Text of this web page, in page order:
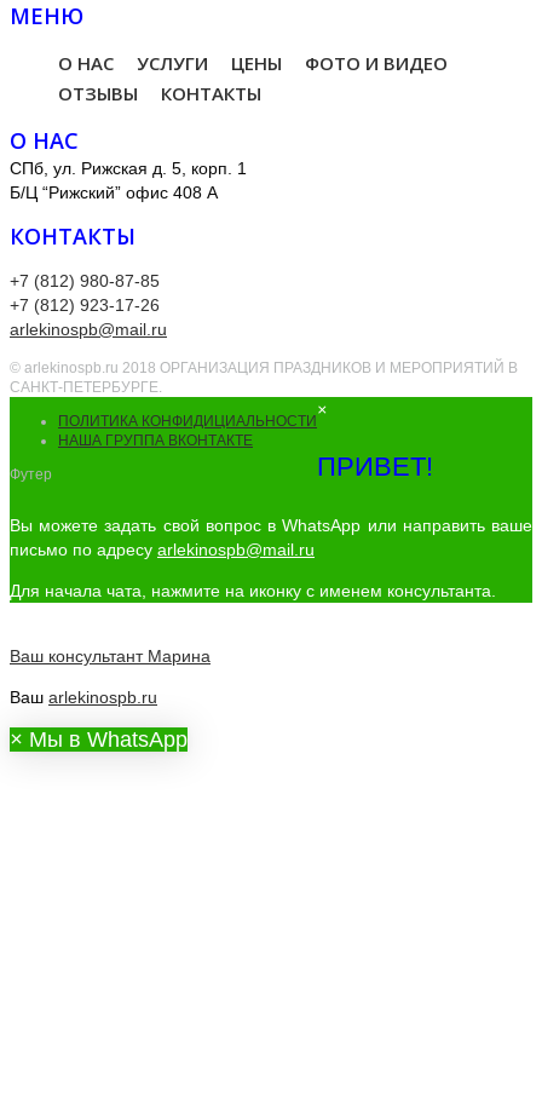
МЕНЮ
О НАС УСЛУГИ ЦЕНЫ
ФОТО И ВИДЕО
ОТЗЫВЫ
КОНТАКТЫ
О НАС
СПб, ул. Рижская д. 5, корп. 1
Б/Ц “Рижский” офис 408 А
КОНТАКТЫ
+7 (812) 980-87-85
+7 (812) 923-17-26
arlekinospb@mail.ru
© arlekinospb.ru 2018 ОРГАНИЗАЦИЯ ПРАЗДНИКОВ И МЕРОПРИЯТИЙ В
САНКТ-ПЕТЕРБУРГЕ.
ПОЛИТИКА КОНФИДИЦИАЛЬНОСТИ
НАША ГРУППА ВКОНТАКТЕ
Футер
×
ПРИВЕТ!
Вы можете задать свой вопрос в WhatsApp или направить ваше
письмо по адресу arlekinospb@mail.ru
Для начала чата, нажмите на иконку с именем консультанта.
Ваш консультант Марина
Ваш arlekinospb.ru
× Мы в WhatsApp